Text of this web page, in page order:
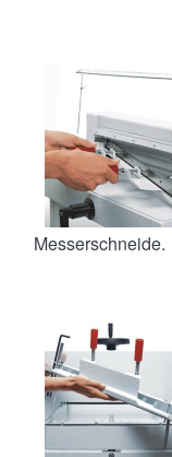
Messerschneide.